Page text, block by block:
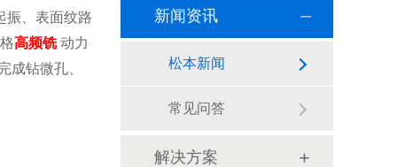
振、表面纹路
高频铣 动力
成钻微孔、
新闻资讯
松本新闻
常见问答
解决方案